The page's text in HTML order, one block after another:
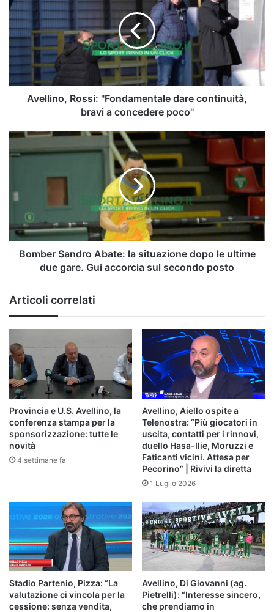
"Fondamentale
dare
continuità,
bravi
a
concedere
poco"
Avellino, Rossi: "Fondamentale dare continuità,
bravi a concedere poco"
Bomber
Sandro
dopo
ultime
due
gare.
secondo
posto
Bomber Sandro Abate: la situazione dopo le ultime
due gare. Gui accorcia sul secondo posto
Articoli correlati
Provincia e U.S. Avellino, la
conferenza stampa per la
sponsorizzazione: tutte le
novità
4 settimane fa
Avellino, Aiello ospite a
Telenostra: “Più giocatori in
uscita, contatti per i rinnovi,
duello Hasa-Ilie, Moruzzi e
Faticanti vicini. Attesa per
Pecorino” | Rivivi la diretta
1 Luglio 2026
Stadio Partenio, Pizza: “La
valutazione ci vincola per la
cessione: senza vendita,
Avellino, Di Giovanni (ag.
Pietrelli): “Interesse sincero,
che prendiamo in